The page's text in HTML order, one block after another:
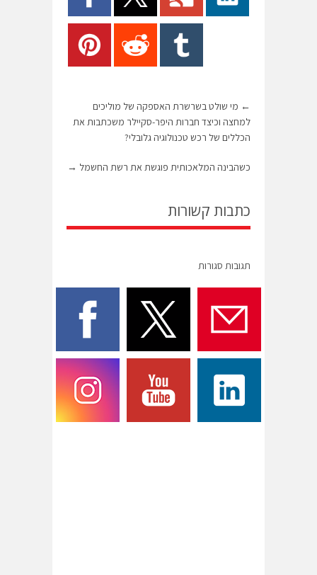
← מי שולט בשרשרת האספקה של מוליכים
למחצה וכיצד חברות היפר-סקיילר משכתבות את
הכללים של רכש טכנולוגיה גלובלי?
כשהבינה המלאכותית פוגשת את רשת החשמל →
כתבות קשורות
תגובות סגורות